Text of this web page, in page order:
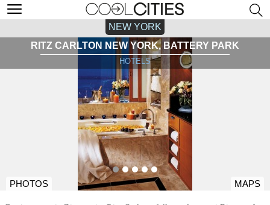
NEW YORK
RITZ CARLTON NEW YORK, BATTERY PARK
HOTELS
PHOTOS MAPS